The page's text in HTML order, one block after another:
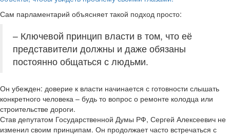
Сам парламентарий объясняет такой подход просто:
– Ключевой принцип власти в том, что её
представители должны и даже обязаны
постоянно общаться с людьми.
Он убежден: доверие к власти начинается с готовности слышать
конкретного человека – будь то вопрос о ремонте колодца или
строительстве дороги.
Став депутатом Государственной Думы РФ, Сергей Алексеевич не
изменил своим принципам. Он продолжает часто встречаться с